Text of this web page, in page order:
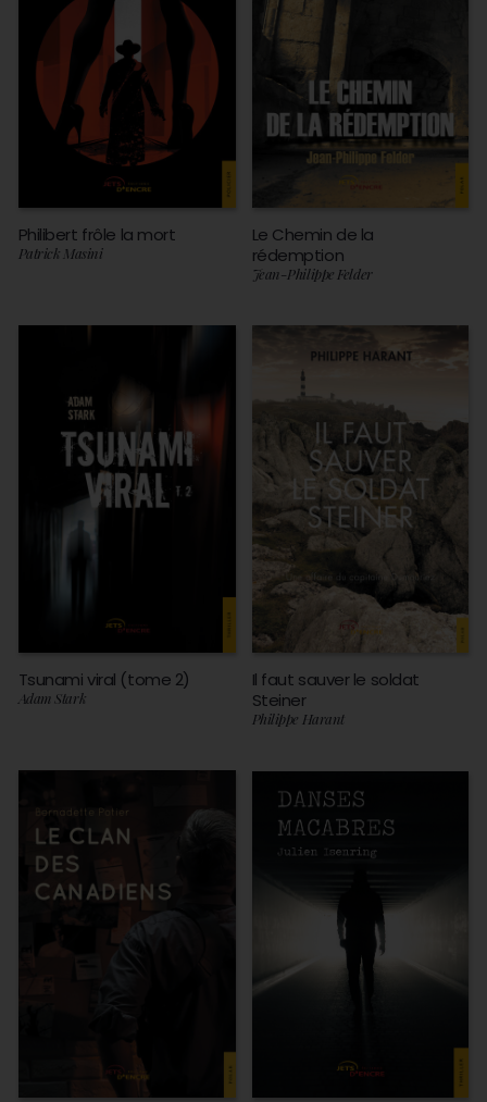
Philibert frôle la mort
Patrick Masini
Le Chemin de la
rédemption
Jean-Philippe Felder
Tsunami viral (tome 2)
Adam Stark
Il faut sauver le soldat
Steiner
Philippe Harant